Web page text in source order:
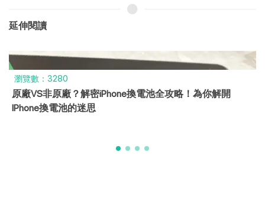
延伸閱讀
瀏覽數：3280
原廠VS非原廠？解密iPhone換電池全攻略！為你解開
IPhone換電池的迷思